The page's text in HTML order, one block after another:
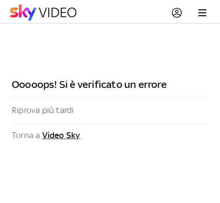
Ooooops! Si è verificato un errore
Riprova più tardi
Torna a Video Sky